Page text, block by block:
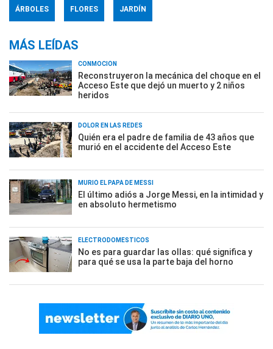
ÁRBOLES FLORES JARDÍN
MÁS LEÍDAS
CONMOCIÓN
Reconstruyeron la mecánica del choque en el
Acceso Este que dejó un muerto y 2 niños
heridos
DOLOR EN LAS REDES
Quién era el padre de familia de 43 años que
murió en el accidente del Acceso Este
MURIÓ EL PAPÁ DE MESSI
El último adiós a Jorge Messi, en la intimidad y
en absoluto hermetismo
ELECTRODOMÉSTICOS
No es para guardar las ollas: qué significa y
para qué se usa la parte baja del horno